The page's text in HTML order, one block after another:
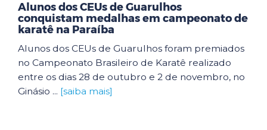
Alunos dos CEUs de Guarulhos
conquistam medalhas em campeonato de
karatê na Paraíba
Alunos dos CEUs de Guarulhos foram premiados
no Campeonato Brasileiro de Karatê realizado
entre os dias 28 de outubro e 2 de novembro, no
Ginásio ... [saiba mais]